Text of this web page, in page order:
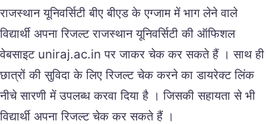
राजस्थान यूनिवर्सिटी बीए बीएड के एग्जाम में भाग लेने वाले
विद्यार्थी अपना रिजल्ट राजस्थान यूनिवर्सिटी की ऑफिशल
वेबसाइट uniraj.ac.in पर जाकर चेक कर सकते हैं । साथ ही
छात्रों की सुविदा के लिए रिजल्ट चेक करने का डायरेक्ट लिंक
नीचे सारणी में उपलब्ध करवा दिया है । जिसकी सहायता से भी
विद्यार्थी अपना रिजल्ट चेक कर सकते हैं ।